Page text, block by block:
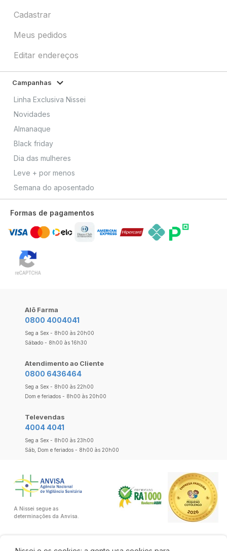
Cadastrar
Meus pedidos
Editar endereços
Campanhas
Linha Exclusiva Nissei
Novidades
Almanaque
Black friday
Dia das mulheres
Leve + por menos
Semana do aposentado
Formas de pagamentos
Alô Farma
0800 4004041
Seg a Sex - 8h00 às 20h00
Sábado - 8h00 às 16h30
Atendimento ao Cliente
0800 6436464
Seg a Sex - 8h00 às 22h00
Dom e feriados - 8h00 às 20h00
Televendas
4004 4041
Seg a Sex - 8h00 às 23h00
Sáb, Dom e feriados - 8h00 às 20h00
A Nissei segue as
determinações da Anvisa.